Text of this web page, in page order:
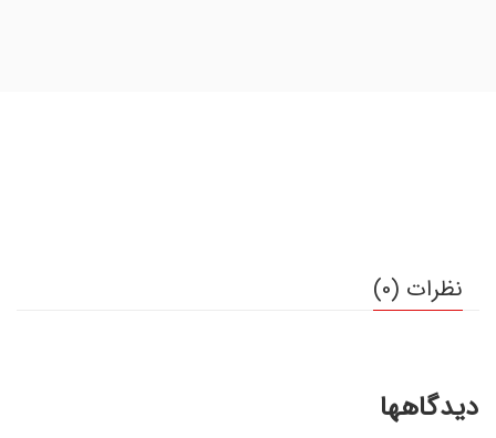
نظرات (0)
دیدگاهها